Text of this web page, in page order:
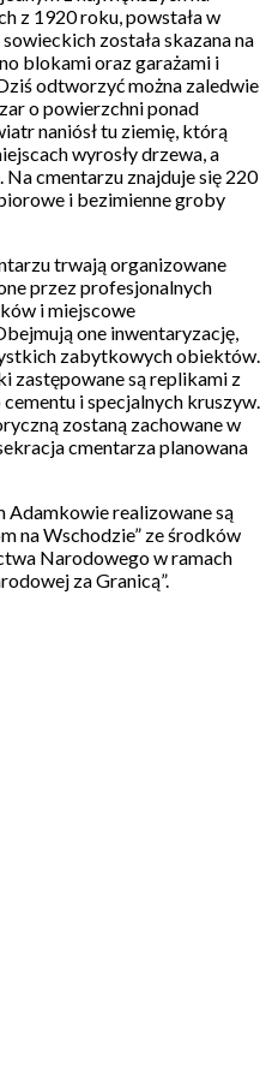
z 1920 roku, powstała w
została skazana na
blokami oraz garażami i
odtworzyć można zaledwie
o powierzchni ponad
naniósł tu ziemię, którą
wyrosły drzewa, a
Na cmentarzu znajduje się 220
i bezimienne groby
trwają organizowane
przez profesjonalnych
i miejscowe
one inwentaryzację,
zabytkowych obiektów.
zastępowane są replikami z
i specjalnych kruszyw.
zostaną zachowane w
cmentarza planowana
Adamkowie realizowane są
na Wschodzie” ze środków
Narodowego w ramach
za Granicą”.